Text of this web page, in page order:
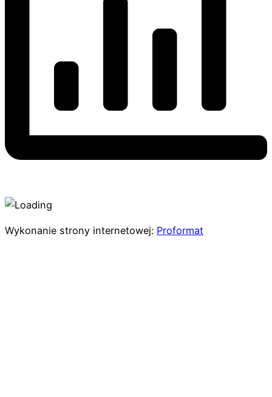
Wykonanie strony internetowej: Proformat